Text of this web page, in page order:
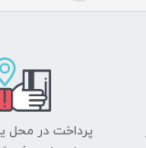
پرداخت در محل